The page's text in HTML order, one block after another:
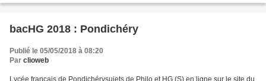
bacHG 2018 : Pondichéry
Publié le 05/05/2018 à 08:20
Par clioweb
Lycée français de Pondichérysujets de Philo et HG (S) en ligne sur le site du